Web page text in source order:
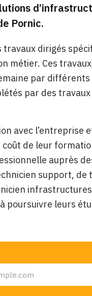
Pornic.
dirigés
métier. Ces
par
par des
avec l’entreprise
coût de leur
auprès
support, de
poursuivre leurs